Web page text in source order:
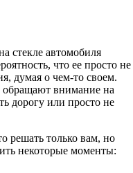
стекле автомобиля
что ее просто не
думая о чем-то своем.
внимание на
дорогу или просто не
решать только вам, но
некоторые моменты: